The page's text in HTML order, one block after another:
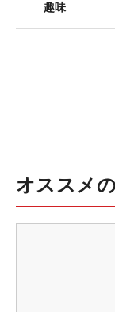
趣味
オススメ